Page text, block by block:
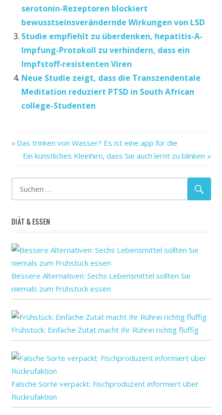
serotonin-Rezeptoren blockiert
bewusstseinsverändernde Wirkungen von LSD
Studie empfiehlt zu überdenken, hepatitis-A-
Impfung-Protokoll zu verhindern, dass ein
Impfstoff-resistenten Viren
Neue Studie zeigt, dass die Transzendentale
Meditation reduziert PTSD in South African
college-Studenten
Gehirnerschütterung
management
Professor
Studie:
verbessern?
Beitragsnavigation
Vorheriger
Beitrag:
Das trinken von Wasser? Es ist eine app für die
Nächster
Ein künstliches Kleinhirn, dass Sie auch lernt zu blinken
DIÄT & ESSEN
Bessere Alternativen: Sechs Lebensmittel sollten Sie
niemals zum Frühstück essen
Frühstück: Einfache Zutat macht Ihr Rührei richtig fluffig
Falsche Sorte verpackt: Fischproduzent informiert über
Rückrufaktion